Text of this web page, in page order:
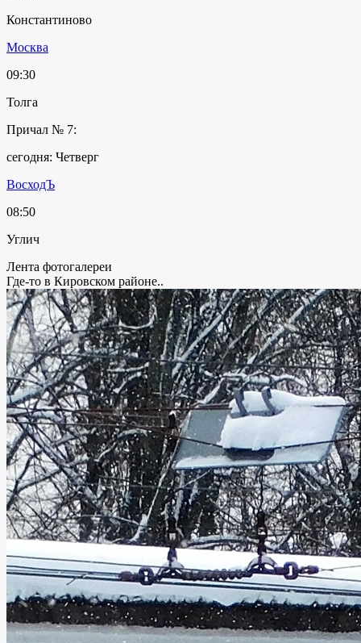
Константиново
Москва
09:30
Толга
Причал № 7:
сегодня: Четверг
ВосходЪ
08:50
Углич
Лента фотогалереи
Где-то в Кировском районе..